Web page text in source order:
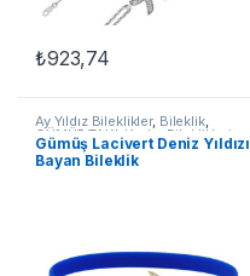
₺923,74
Ay Yıldız Bileklikler, Bileklik,
GÜMÜŞ TAKI ,Kadın Bileklikleri,
Taşlı Bileklikler
Gümüş Lacivert Deniz Yıldızı
Bayan Bileklik